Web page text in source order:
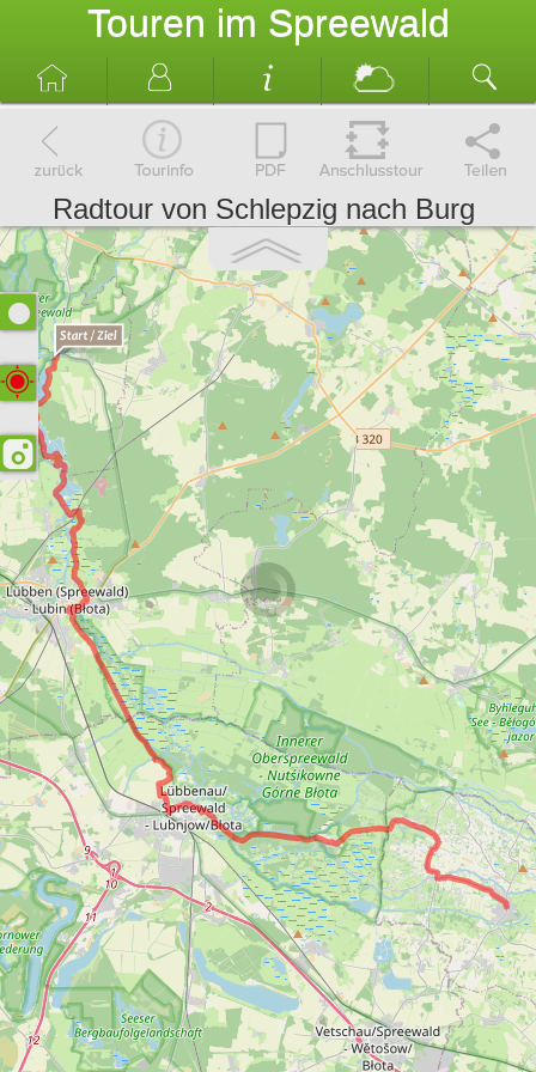
Touren im Spreewald
Radtour von Schlepzig nach Burg